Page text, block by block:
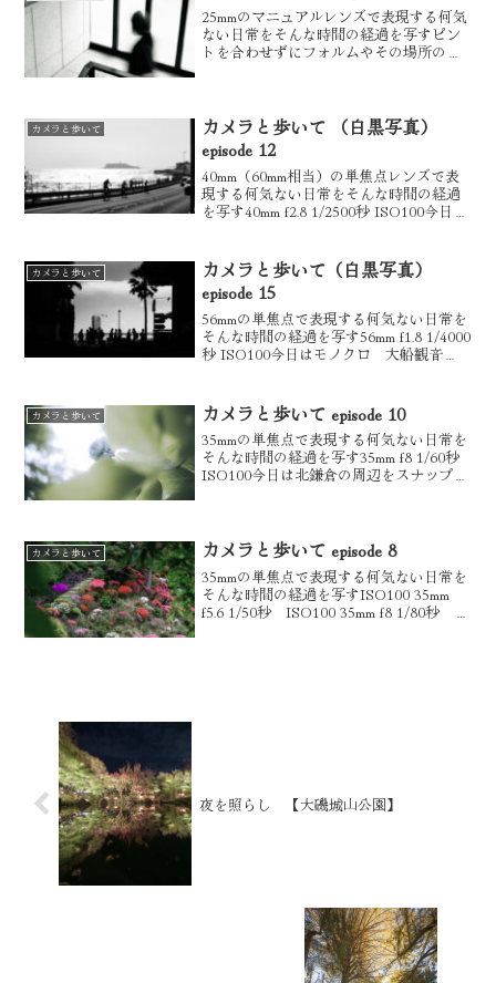
25mmのマニュアルレンズで表現する何気
ない日常をそんな時間の経過を写すピン
トを合わせずにフォルムやその場所の空
テラスモールでは大き...
カメラと歩いて
カメラと歩いて （白黒写真）
episode 12
40mm（60mm相当）の単焦点レンズで表
現する何気ない日常をそんな時間の経過
を写す40mm f2.8 1/2500秒 ISO100今日は
寺に来...
カメラと歩いて
カメラと歩いて（白黒写真）
episode 15
56mmの単焦点で表現する何気ない日常を
そんな時間の経過を写す56mm f1.8 1/4000
秒 ISO100今日はモノクロ 大船観音
カメラと歩いて カメラと歩いて episode 10
35mmの単焦点で表現する何気ない日常を
そんな時間の経過を写す35mm f8 1/60秒
ISO100今日は北鎌倉の周辺をスナップし
カメラと歩いて カメラと歩いて episode 8
35mmの単焦点で表現する何気ない日常を
そんな時間の経過を写すISO100 35mm
f5.6 1/50秒 ISO100 35mm f8 1/80秒
夜を照らし 【大磯城山公園】